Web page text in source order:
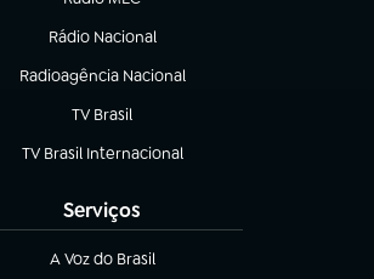
Rádio Nacional
(abre em nova aba)
Radioagência Nacional
(abre em nova aba)
TV Brasil
(abre em nova aba)
TV Brasil Internacional
(abre em nova aba)
Serviços
A Voz do Brasil
(abre em nova aba)